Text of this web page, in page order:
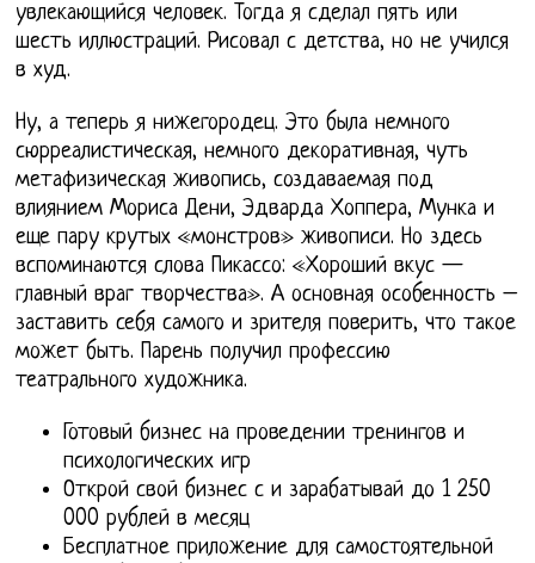
увлекающийся человек. Тогда я сделал пять или
шесть иллюстраций. Рисовал с детства, но не учился
в худ.
Ну, а теперь я нижегородец. Это была немного
сюрреалистическая, немного декоративная, чуть
метафизическая живопись, создаваемая под
влиянием Мориса Дени, Эдварда Хоппера, Мунка и
еще пару крутых «монстров» живописи. Но здесь
вспоминаются слова Пикассо: «Хороший вкус —
главный враг творчества». А основная особенность –
заставить себя самого и зрителя поверить, что такое
может быть. Парень получил профессию
театрального художника.
Готовый бизнес на проведении тренингов и
психологических игр
Открой свой бизнес с и зарабатывай до 1 250
000 рублей в месяц
Бесплатное приложение для самостоятельной